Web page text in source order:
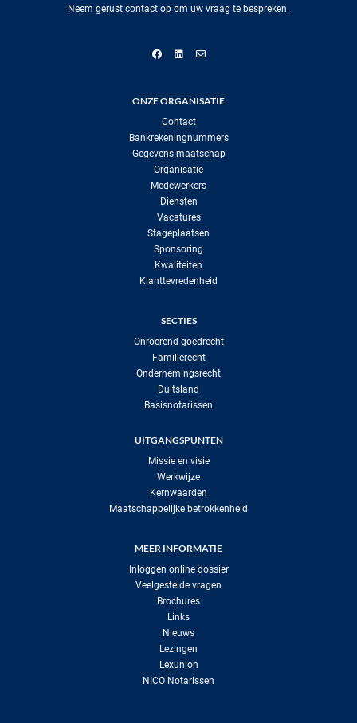
Neem gerust contact op om uw vraag te bespreken.
ONZE ORGANISATIE
Contact
Bankrekeningnummers
Gegevens maatschap
Organisatie
Medewerkers
Diensten
Vacatures
Stageplaatsen
Sponsoring
Kwaliteiten
Klanttevredenheid
SECTIES
Onroerend goedrecht
Familierecht
Ondernemingsrecht
Duitsland
Basisnotarissen
UITGANGSPUNTEN
Missie en visie
Werkwijze
Kernwaarden
Maatschappelijke betrokkenheid
MEER INFORMATIE
Inloggen online dossier
Veelgestelde vragen
Brochures
Links
Nieuws
Lezingen
Lexunion
NICO Notarissen